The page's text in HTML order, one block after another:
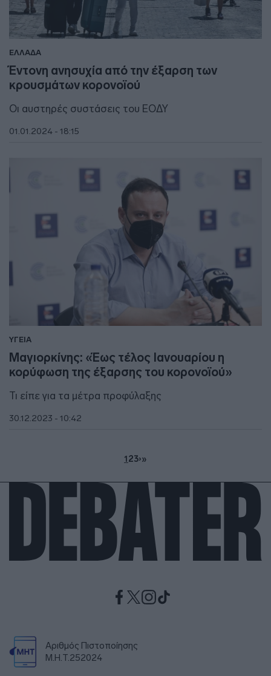
ΕΛΛΑΔΑ
Έντονη ανησυχία από την έξαρση των
κρουσμάτων κορονοϊού
Οι αυστηρές συστάσεις του ΕΟΔΥ
01.01.2024 - 18:15
ΥΓΕΙΑ
Μαγιορκίνης: «Έως τέλος Ιανουαρίου η
κορύφωση της έξαρσης του κορονοϊού»
Τι είπε για τα μέτρα προφύλαξης
30.12.2023 - 10:42
123›»
Αριθμός Πιστοποίησης
Μ.Η.Τ.252024